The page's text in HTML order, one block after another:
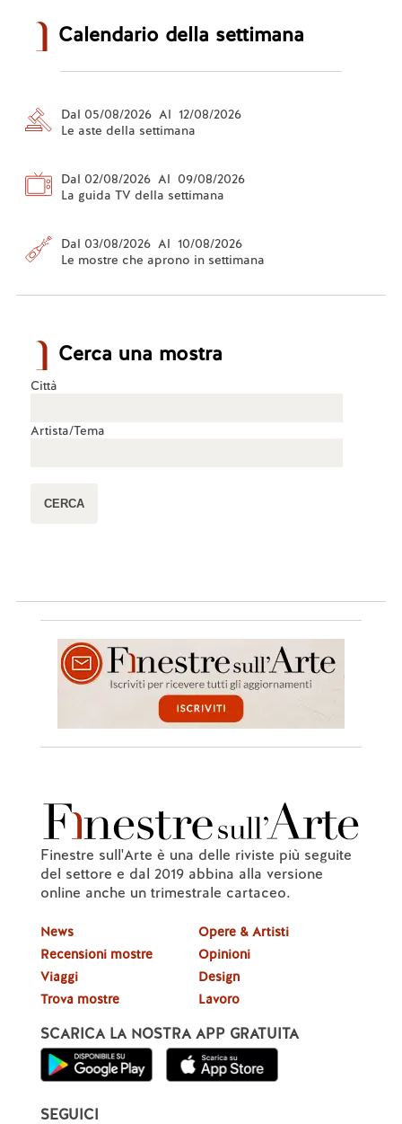
Calendario della settimana
Dal 05/08/2026 Al 12/08/2026
Le aste della settimana
Dal 02/08/2026 Al 09/08/2026
La guida TV della settimana
Dal 03/08/2026 Al 10/08/2026
Le mostre che aprono in settimana
Cerca una mostra
Città
Artista/Tema
Finestre sull'Arte è una delle riviste più seguite
del settore e dal 2019 abbina alla versione
online anche un trimestrale cartaceo.
News
Recensioni mostre
Viaggi
Trova mostre
Opere & Artisti
Opinioni
Design
Lavoro
SCARICA LA NOSTRA APP GRATUITA
SEGUICI